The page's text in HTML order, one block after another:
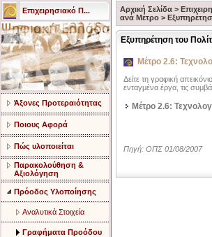
Επιχειρησιακό Π...
Άξονες Προτεραιότητας
Ποιους Αφορά
Πώς υλοποιείται
Παρακολούθηση &
Αξιολόγηση
Πρόοδος Υλοποίησης
Aναλυτικά Στοιχεία
Γραφήματα Προόδου
Αρχική Σελίδα >
ανά Μέτρο >
Εξυπηρέτηση του
Μέτρο 2.6:
Δείτε τη γραφική
ενταγμένα έργα, τις
Μέτρο 2.6:
Πηγή: ΟΠΣ 01/08/2007